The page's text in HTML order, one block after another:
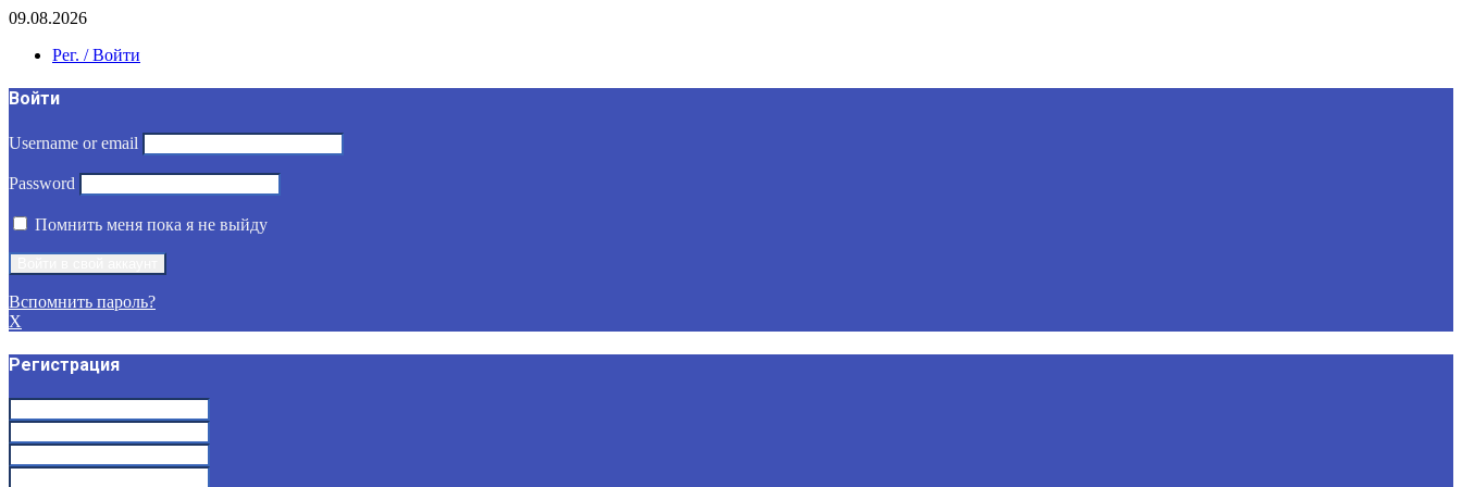
09.08.2026
Рег. / Войти
Войти
Username or email
Password
Помнить меня пока я не выйду
Вспомнить пароль?
X
Регистрация